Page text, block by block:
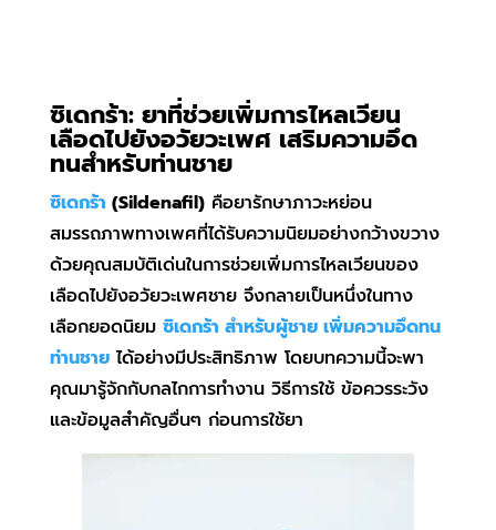
ซิเดกร้า: ยาที่ช่วยเพิ่มการไหลเวียน
เลือดไปยังอวัยวะเพศ เสริมความอึด
ทนสำหรับท่านชาย
ซิเดกร้า (Sildenafil) คือยารักษาภาวะหย่อน
สมรรถภาพทางเพศที่ได้รับความนิยมอย่างกว้างขวาง
ด้วยคุณสมบัติเด่นในการช่วยเพิ่มการไหลเวียนของ
เลือดไปยังอวัยวะเพศชาย จึงกลายเป็นหนึ่งในทาง
เลือกยอดนิยม ซิเดกร้า สำหรับผู้ชาย เพิ่มความอึดทน
ท่านชาย ได้อย่างมีประสิทธิภาพ โดยบทความนี้จะพา
คุณมารู้จักกับกลไกการทำงาน วิธีการใช้ ข้อควรระวัง
และข้อมูลสำคัญอื่นๆ ก่อนการใช้ยา